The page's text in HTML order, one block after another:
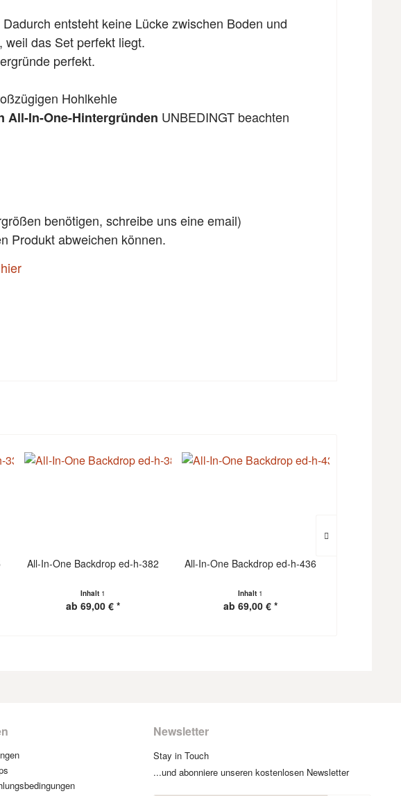
entsteht keine Lücke zwischen Boden und
, weil das Set perfekt liegt.
perfekt.
Hohlkehle
All-In-One-Hintergründen UNBEDINGT beachten
benötigen, schreibe uns eine email)
Produkt abweichen können.
hier
All-In-One Backdrop ed-h-382
Inhalt 1
ab 69,00 € *
All-In-One Backdrop ed-h-436
Inhalt 1
ab 69,00 € *
Newsletter
Stay in Touch
...und abonniere unseren kostenlosen Newsletter